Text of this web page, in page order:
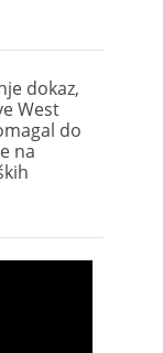
dokaz,
West
do
na